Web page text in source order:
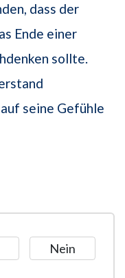
dass der
Ende einer
sollte.
seine Gefühle
Nein